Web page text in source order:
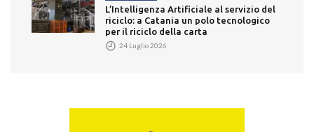
L’Intelligenza Artificiale al servizio del
riciclo: a Catania un polo tecnologico
per il riciclo della carta
24 Luglio 2026